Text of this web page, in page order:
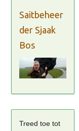
Saitbeheer
der Sjaak
Bos
Treed toe tot